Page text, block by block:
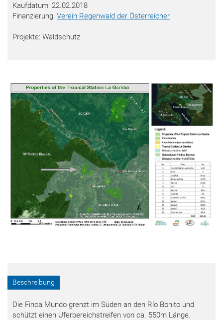
Kaufdatum: 22.02.2018
Finanzierung: Verein Regenwald der Österreicher
Projekte: Waldschutz
Beschreibung
Die Finca Mundo grenzt im Süden an den Río Bonito und
schützt einen Uferbereichstreifen von ca. 550m Länge.